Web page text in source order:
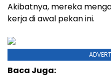
Akibatnya, mereka
kerja di awal pekan ini.
Baca Juga: